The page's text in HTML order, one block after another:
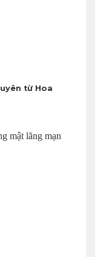
từ Hoa